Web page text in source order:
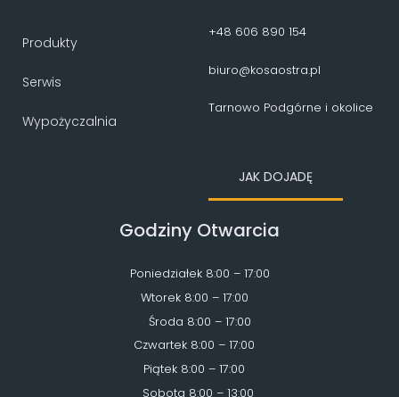
Produkty
Serwis
Wypożyczalnia
+48 606 890 154
biuro@kosaostra.pl
Tarnowo Podgórne i okolice
JAK DOJADĘ
Godziny Otwarcia
Poniedziałek 8:00 – 17:00
Wtorek 8:00 – 17:00
Środa 8:00 – 17:00
Czwartek 8:00 – 17:00
Piątek 8:00 – 17:00
Sobota 8:00 – 13:00